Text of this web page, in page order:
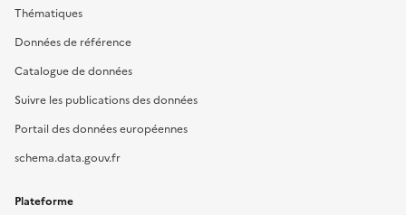
Thématiques
Données de référence
Catalogue de données
Suivre les publications des données
Portail des données européennes
schema.data.gouv.fr
Plateforme